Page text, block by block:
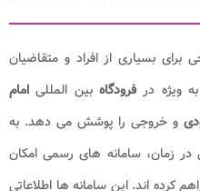
برای بسیاری از افراد و متقاضیان
ویژه درفرودگاهبین المللی امام
و خروجی را پوشش می دهد. به
زمان، سامانه های رسمی امکان
کرده اند. این سامانه ها اطلاعاتی